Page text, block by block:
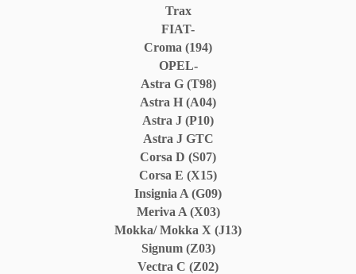
Trax
FIAT-
Croma (194)
OPEL-
Astra G (T98)
Astra H (A04)
Astra J (P10)
Astra J GTC
Corsa D (S07)
Corsa E (X15)
Insignia A (G09)
Meriva A (X03)
Mokka/ Mokka X (J13)
Signum (Z03)
Vectra C (Z02)